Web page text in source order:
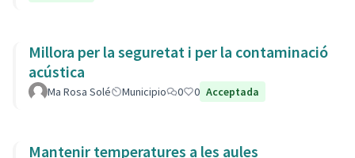
Millora per la seguretat i per la contaminació
acústica
Ma Rosa Solé Municipio 0 0 Acceptada
Mantenir temperatures a les aules